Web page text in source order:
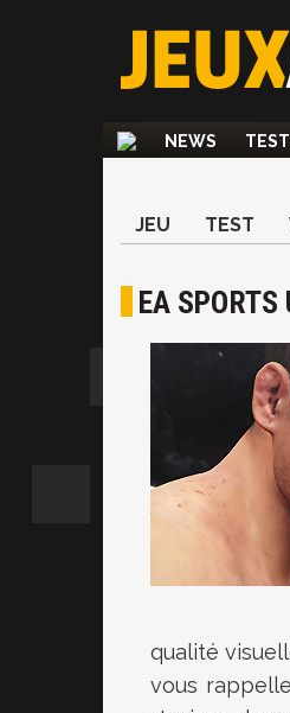
NEWS
JEU TEST
EA SPORTS
qualité
vous